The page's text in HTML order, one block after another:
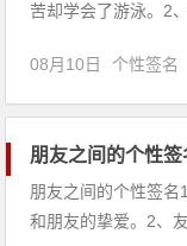
苦却学会了游泳。2
你的内心不浪漫，所
来不为任何人驻足。
08月10日 个性签名
朋友之间的个性
朋友之间的个性签
和朋友的挚爱。2、